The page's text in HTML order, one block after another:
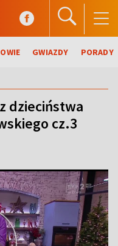
GWIAZDY PORADY
dzieciństwa
cz.3